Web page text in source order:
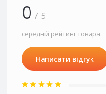
0 / 5
середній рейтинг товара
Написати відгук